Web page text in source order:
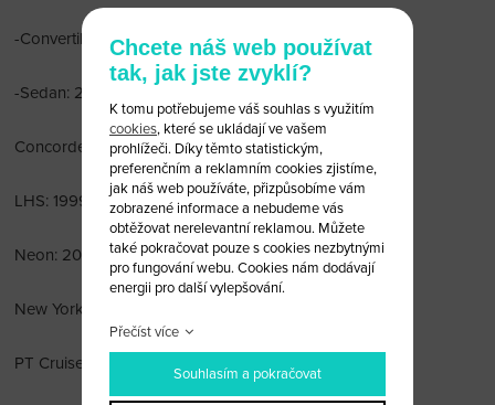
-Convertible: 2001-2002
-Sedan: 2001-2002
Concorde: 1998-2004
LHS: 1999-2001
Neon: 2000-2005
New Yorker: 1998-2004
PT Cruiser: 2001-2005
Chcete náš web používat
tak, jak jste zvyklí?
K tomu potřebujeme váš souhlas s využitím
cookies, které se ukládají ve vašem
prohlížeči. Díky těmto statistickým,
preferenčním a reklamním cookies zjistíme,
jak náš web používáte, přizpůsobíme vám
zobrazené informace a nebudeme vás
obtěžovat nerelevantní reklamou. Můžete
také pokračovat pouze s cookies nezbytnými
pro fungování webu. Cookies nám dodávají
energii pro další vylepšování.
Přečíst více
Souhlasím a pokračovat